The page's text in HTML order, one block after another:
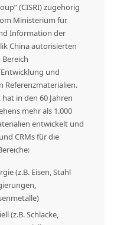
(CISRI) zugehörig
Ministerium für
Information der
China autorisierten
und
Referenzmaterialien.
in den 60 Jahren
mehr als 1.000
entwickelt und
CRMs für die
(z.B. Eisen, Stahl
(z.B. Schlacke,